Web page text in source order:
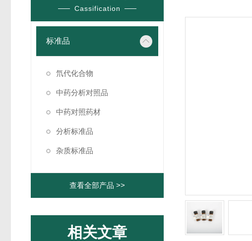
Cassification
标准品
氘代化合物
中药分析对照品
中药对照药材
分析标准品
杂质标准品
查看全部产品 >>
相关文章